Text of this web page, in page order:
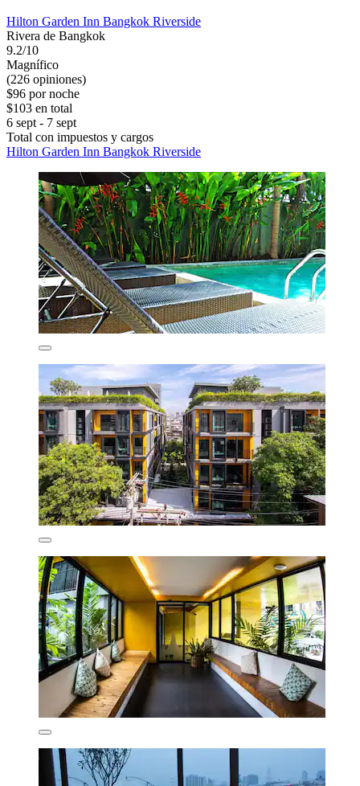
Hilton Garden Inn Bangkok Riverside
Rivera de Bangkok
9.2/10
Magnífico
(226 opiniones)
$96 por noche
$103 en total
6 sept - 7 sept
Total con impuestos y cargos
Hilton Garden Inn Bangkok Riverside